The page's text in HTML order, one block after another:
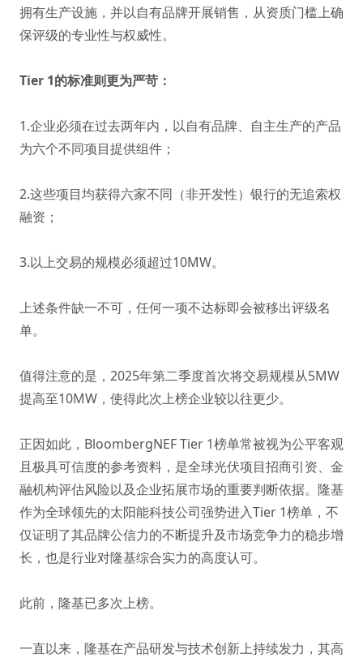
拥有生产设施，并以自有品牌开展销售，从资质门槛上确
保评级的专业性与权威性。
Tier 1的标准则更为严苛：
1.企业必须在过去两年内，以自有品牌、自主生产的产品
为六个不同项目提供组件；
2.这些项目均获得六家不同（非开发性）银行的无追索权
融资；
3.以上交易的规模必须超过10MW。
上述条件缺一不可，任何一项不达标即会被移出评级名
单。
值得注意的是，2025年第二季度首次将交易规模从5MW
提高至10MW，使得此次上榜企业较以往更少。
正因如此，BloombergNEF Tier 1榜单常被视为公平客观
且极具可信度的参考资料，是全球光伏项目招商引资、金
融机构评估风险以及企业拓展市场的重要判断依据。隆基
作为全球领先的太阳能科技公司强势进入Tier 1榜单，不
仅证明了其品牌公信力的不断提升及市场竞争力的稳步增
长，也是行业对隆基综合实力的高度认可。
此前，隆基已多次上榜。
一直以来，隆基在产品研发与技术创新上持续发力，其高